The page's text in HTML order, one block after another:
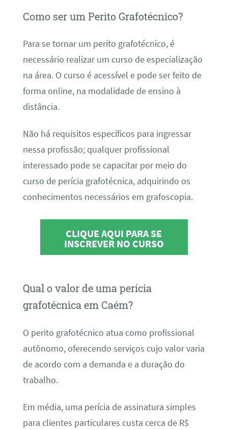
Como ser um Perito Grafotécnico?
Para se tornar um perito grafotécnico, é
necessário realizar um curso de especialização
na área. O curso é acessível e pode ser feito de
forma online, na modalidade de ensino à
distância.
Não há requisitos específicos para ingressar
nessa profissão; qualquer profissional
interessado pode se capacitar por meio do
curso de perícia grafotécnica, adquirindo os
conhecimentos necessários em grafoscopia.
CLIQUE AQUI PARA SE
INSCREVER NO CURSO
Qual o valor de uma perícia
grafotécnica em Caém?
O perito grafotécnico atua como profissional
autônomo, oferecendo serviços cujo valor varia
de acordo com a demanda e a duração do
trabalho.
Em média, uma perícia de assinatura simples
para clientes particulares custa cerca de R$